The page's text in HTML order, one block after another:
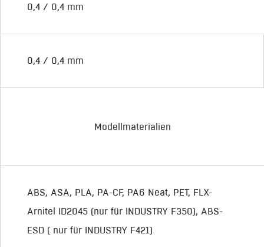
0,4 / 0,4 mm
0,4 / 0,4 mm
Modellmaterialien
ABS, ASA, PLA, PA-CF, PA6 Neat, PET, FLX-
Arnitel ID2045 (nur für INDUSTRY F350), ABS-
ESD ( nur für INDUSTRY F421)